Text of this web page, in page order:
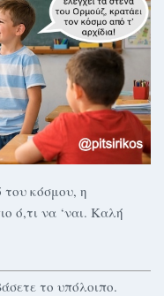
κόσμου, η
ό,τι να ‘ναι. Καλή
το υπόλοιπο.